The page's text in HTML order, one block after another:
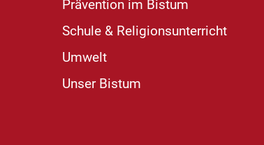
Prävention im Bistum
Schule & Religionsunterricht
Umwelt
Unser Bistum